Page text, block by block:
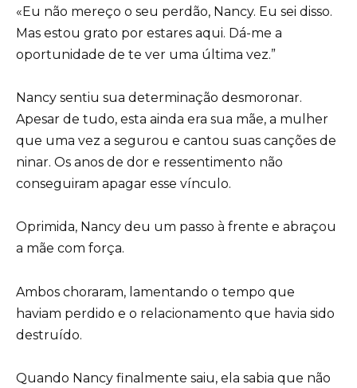
«Eu não mereço o seu perdão, Nancy. Eu sei disso.
Mas estou grato por estares aqui. Dá-me a
oportunidade de te ver uma última vez.”
Nancy sentiu sua determinação desmoronar.
Apesar de tudo, esta ainda era sua mãe, a mulher
que uma vez a segurou e cantou suas canções de
ninar. Os anos de dor e ressentimento não
conseguiram apagar esse vínculo.
Oprimida, Nancy deu um passo à frente e abraçou
a mãe com força.
Ambos choraram, lamentando o tempo que
haviam perdido e o relacionamento que havia sido
destruído.
Quando Nancy finalmente saiu, ela sabia que não